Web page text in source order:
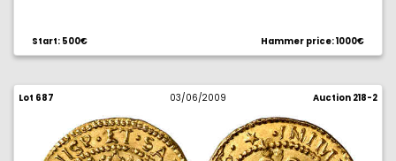
Start: 500€ Hammer price: 1000€
Lot 687 03/06/2009 Auction 218-2